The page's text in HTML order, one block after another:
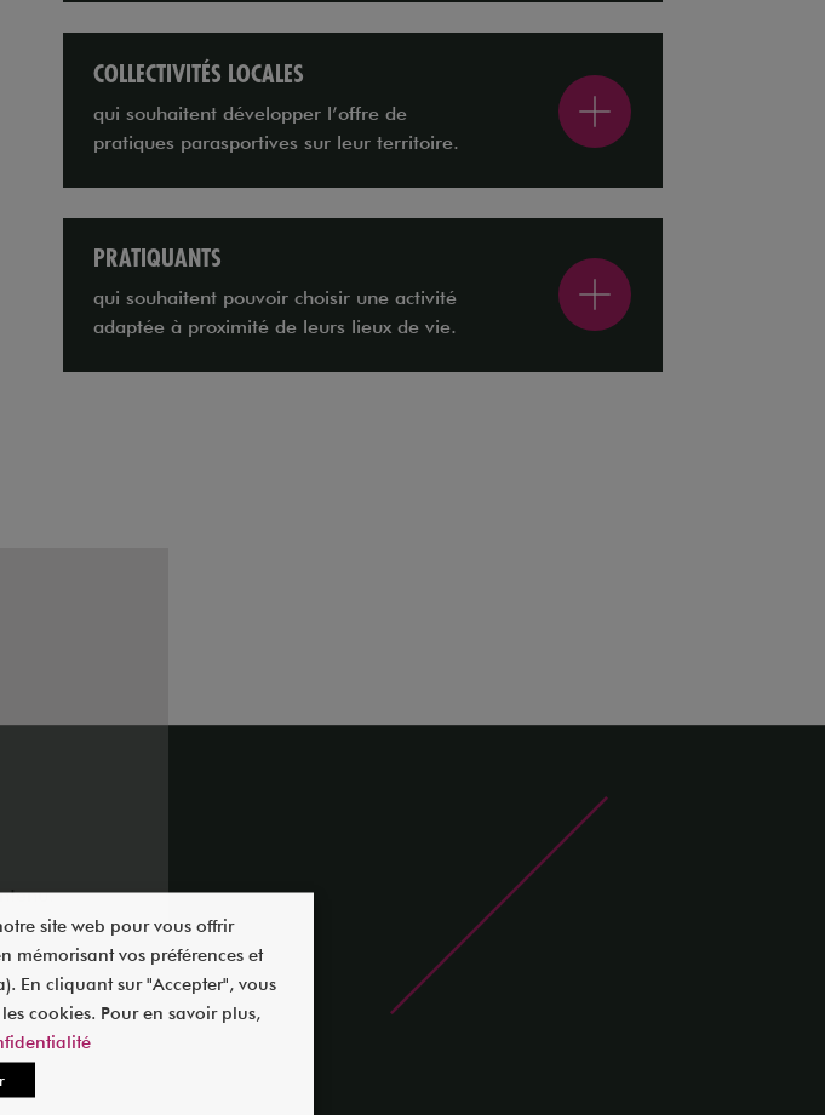
COLLECTIVITÉS LOCALES
qui souhaitent développer l’offre de
pratiques parasportives sur leur territoire.
PRATIQUANTS
qui souhaitent pouvoir choisir une activité
adaptée à proximité de leurs lieux de vie.
site web pour vous offrir
mémorisant vos préférences et
En cliquant sur "Accepter", vous
cookies. Pour en savoir plus,